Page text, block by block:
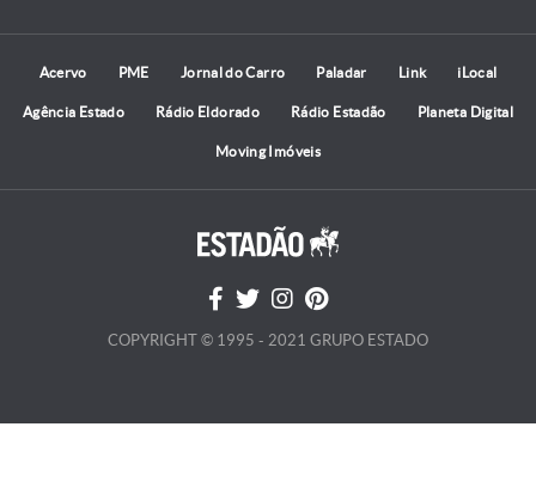
Acervo PME Jornal do Carro Paladar Link iLocal
Agência Estado Rádio Eldorado Rádio Estadão Planeta Digital
Moving Imóveis
COPYRIGHT © 1995 - 2021 GRUPO ESTADO